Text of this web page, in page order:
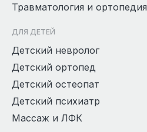
Травматология и ортопедия
ДЛЯ ДЕТЕЙ
Детский невролог
Детский ортопед
Детский остеопат
Детский психиатр
Массаж и ЛФК